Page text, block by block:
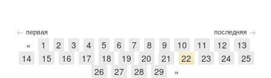
← первая последняя →
« 1 2 3 4 5 6 7 8 9 10 11 12
13
14
15 16 17 18 19 20 21 22 23 24
25
26
27 28 29 »